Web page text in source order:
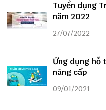
Tuyển dụng
năm 2022
27/07/2022
Ứng dụng hỗ
nâng cấp
09/01/2021